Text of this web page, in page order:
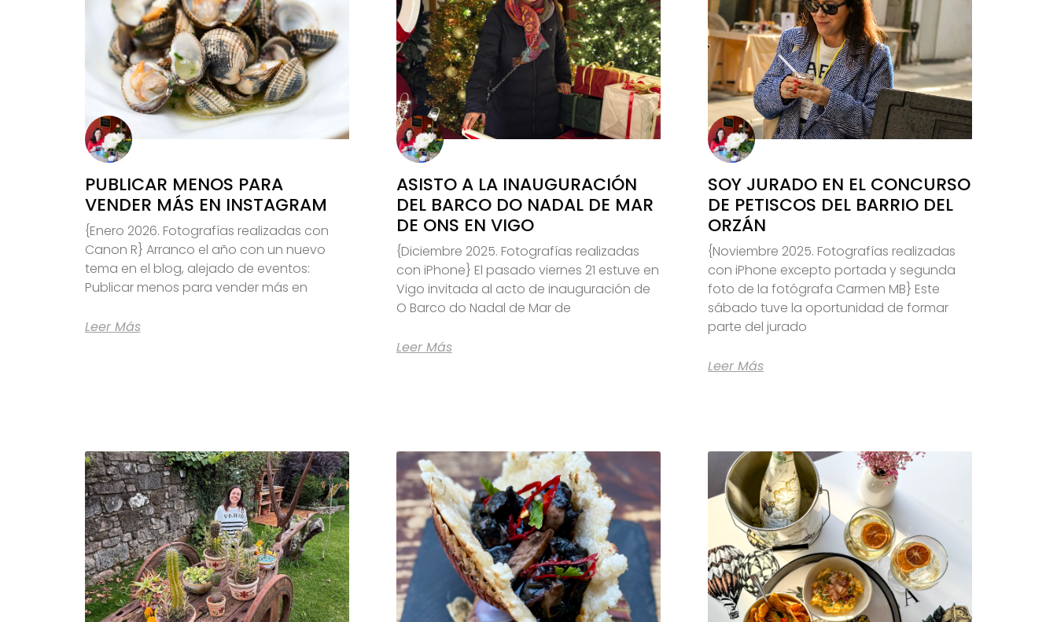
PUBLICAR MENOS PARA
VENDER MÁS EN INSTAGRAM
{Enero 2026. Fotografías realizadas con
Canon R} Arranco el año con un nuevo
tema en el blog, alejado de eventos:
Publicar menos para vender más en
Leer Más
ASISTO A LA INAUGURACIÓN
DEL BARCO DO NADAL DE MAR
DE ONS EN VIGO
{Diciembre 2025. Fotografías realizadas
con iPhone} El pasado viernes 21 estuve en
Vigo invitada al acto de inauguración de
O Barco do Nadal de Mar de
Leer Más
SOY JURADO EN EL CONCURSO
DE PETISCOS DEL BARRIO DEL
ORZÁN
{Noviembre 2025. Fotografías realizadas
con iPhone excepto portada y segunda
foto de la fotógrafa Carmen MB} Este
sábado tuve la oportunidad de formar
parte del jurado
Leer Más